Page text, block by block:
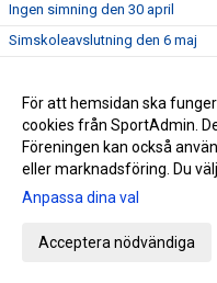
Ingen simning den 30 april
Simskoleavslutning den 6 maj
Boka plats i vårens simskola
Avslutning den 10 december
Gå till
För att hemsidan ska
cookies från SportAdmin.
Föreningen kan också
eller marknadsföring. Du
Anpassa dina val
Acceptera nödvändiga